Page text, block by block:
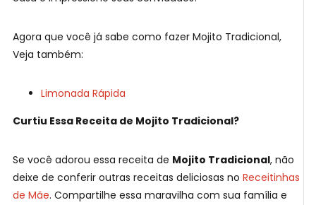
Agora que você já sabe como fazer Mojito Tradicional,
Veja também:
Limonada Rápida
Curtiu Essa Receita de Mojito Tradicional?
Se você adorou essa receita de Mojito Tradicional, não
deixe de conferir outras receitas deliciosas no Receitinhas
de Mãe. Compartilhe essa maravilha com sua família e